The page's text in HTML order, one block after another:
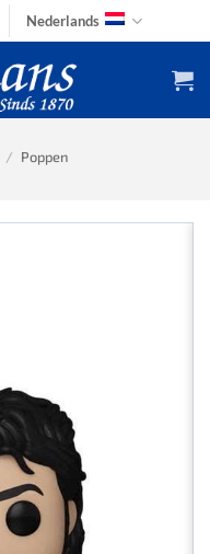
Nederlands
/ Poppen